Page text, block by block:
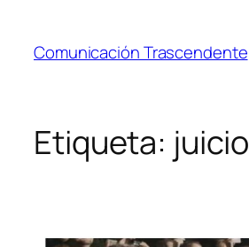
contenido
Comunicación Trascendente
Etiqueta: juicio